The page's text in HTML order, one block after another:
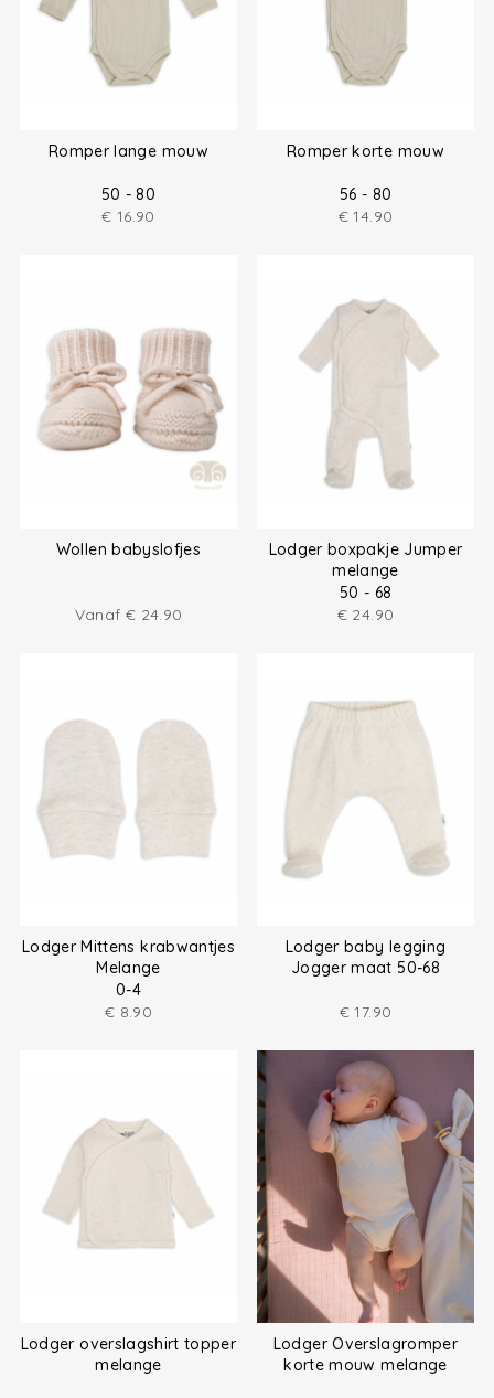
Romper lange mouw
50 - 80
€ 16.90
Romper korte mouw
56 - 80
€ 14.90
Wollen babyslofjes
Vanaf € 24.90
Lodger boxpakje Jumper
melange
50 - 68
€ 24.90
Lodger Mittens krabwantjes
Melange
0-4
€ 8.90
Lodger baby legging
Jogger maat 50-68
€ 17.90
Lodger overslagshirt topper
melange
Lodger Overslagromper
korte mouw melange